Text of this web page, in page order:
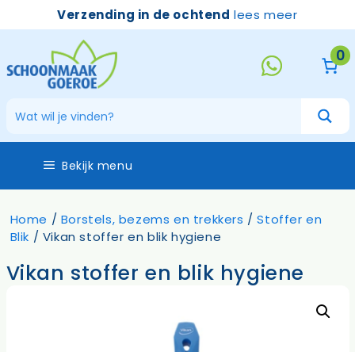
Verzending in de ochtend lees meer
0
Bekijk menu
Home / Borstels, bezems en trekkers /Stoffer en
Blik / Vikan stoffer en blik hygiene
Vikan stoffer en blik hygiene